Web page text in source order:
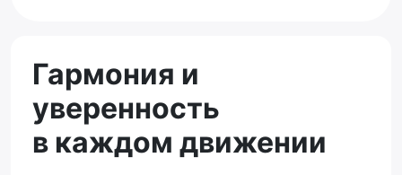
Гармония и
уверенность
в каждом движении